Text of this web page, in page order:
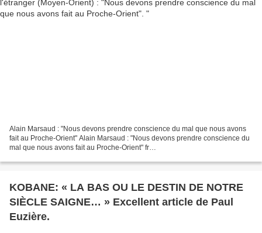
Alain Marsaud : "Nous devons prendre conscience du mal que nous avons
fait au Proche-Orient" Alain Marsaud : "Nous devons prendre conscience du
mal que nous avons fait au Proche-Orient" fr
KOBANE: « LA BAS OU LE DESTIN DE NOTRE
SIÈCLE SAIGNE… » Excellent article de Paul
Euzière.